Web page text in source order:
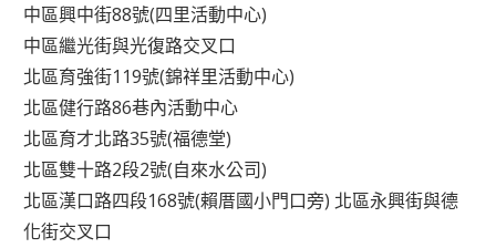
中區興中街88號(四里活動中心)
中區繼光街與光復路交叉口
北區育強街119號(錦祥里活動中心)
北區健行路86巷內活動中心
北區育才北路35號(福德堂)
北區雙十路2段2號(自來水公司)
北區漢口路四段168號(賴厝國小門口旁) 北區永興街與德
化街交叉口